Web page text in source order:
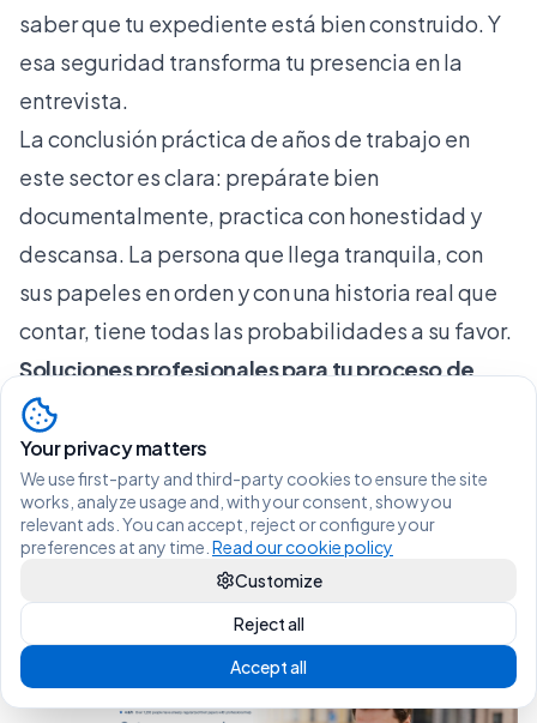
saber que tu expediente está bien construido. Y
esa seguridad transforma tu presencia en la
entrevista.
La conclusión práctica de años de trabajo en
este sector es clara: prepárate bien
documentalmente, practica con honestidad y
descansa. La persona que llega tranquila, con
sus papeles en orden y con una historia real que
contar, tiene todas las probabilidades a su favor.
Soluciones profesionales para tu proceso de
extranjería
Preparar una entrevista de extranjería o una
solicitud de regularización no tiene que ser un
proceso solitario ni agotador. Existen
herramientas y equipos especializados que
pueden marcar la diferencia entre un expediente
aprobado y uno lleno de requerimientos.
Your privacy matters
We use first-party and third-party cookies to ensure the site
works, analyze usage and, with your consent, show you
relevant ads. You can accept, reject or configure your
preferences at any time. Read our cookie policy
Customize
Reject all
Accept all